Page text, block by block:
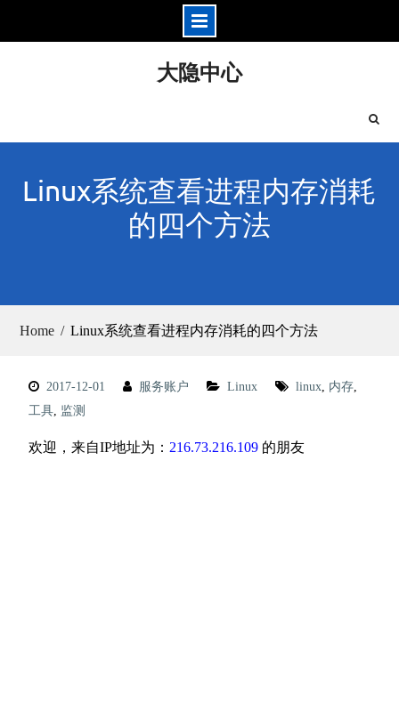
大隐中心
Linux系统查看进程内存消耗
的四个方法
Home Linux系统查看进程内存消耗的四个方法
2017-12-01 服务账户 Linux linux, 内存,
工具, 监测
欢迎，来自IP地址为： 216.73.216.109的朋友